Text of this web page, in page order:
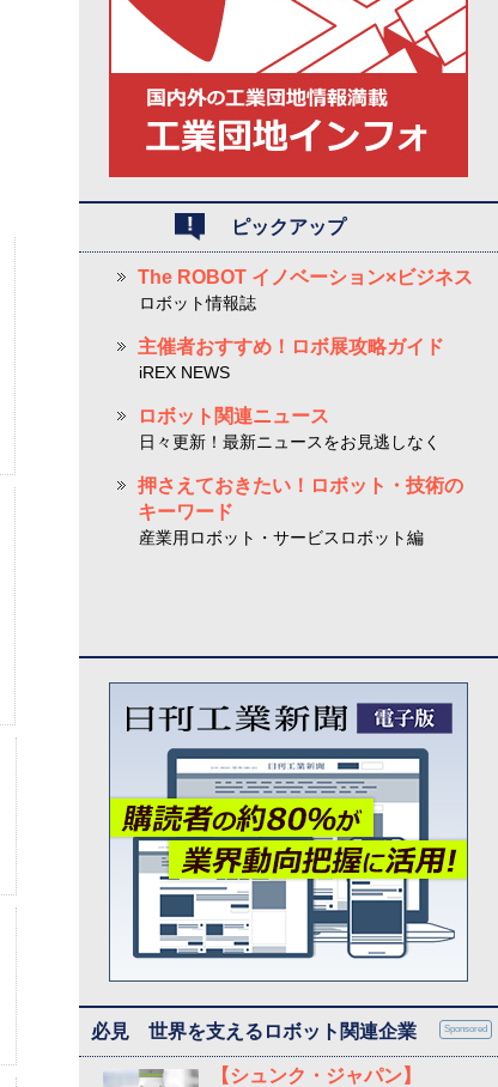
ピックアップ
The ROBOT イノベーション×ビジネス
ロボット情報誌
主催者おすすめ！ロボ展攻略ガイド
iREX NEWS
ロボット関連ニュース
日々更新！最新ニュースをお見逃しなく
押さえておきたい！ロボット・技術の
キーワード
産業用ロボット・サービスロボット編
必見 世界を支えるロボット関連企業 Sponsored
【シュンク・ジャパン】